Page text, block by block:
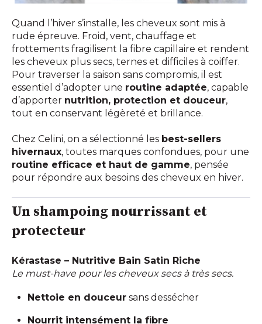
Quand l’hiver s’installe, les cheveux sont mis à
rude épreuve. Froid, vent, chauffage et
frottements fragilisent la fibre capillaire et rendent
les cheveux plus secs, ternes et difficiles à coiffer.
Pour traverser la saison sans compromis, il est
essentiel d’adopter une routine adaptée, capable
d’apporter nutrition, protection et douceur,
tout en conservant légèreté et brillance.
Chez Celini, on a sélectionné les best-sellers
hivernaux, toutes marques confondues, pour une
routine efficace et haut de gamme, pensée
pour répondre aux besoins des cheveux en hiver.
Un shampoing nourrissant et
protecteur
Kérastase – Nutritive Bain Satin Riche
Le must-have pour les cheveux secs à très secs.
Nettoie en douceur sans dessécher
Nourrit intensément la fibre